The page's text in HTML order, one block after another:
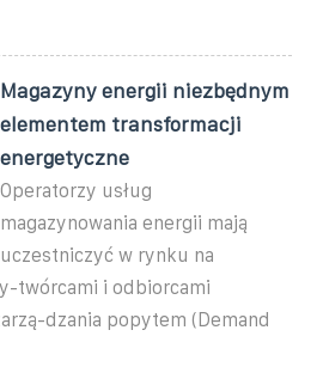
Magazyny energii niezbędnym
elementem transformacji
energetyczne
Operatorzy usług
magazynowania energii mają
uczestniczyć w rynku na
twórcami i odbiorcami
dzania popytem (Demand